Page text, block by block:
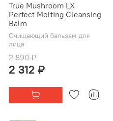
True Mushroom LX
Perfect Melting Cleansing
Balm
Очищающий бальзам для
лица
2 890 ₽
2 312 ₽